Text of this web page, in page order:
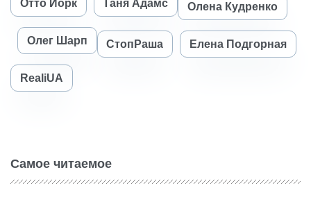
Отто Йорк Таня Адамс Олена Кудренко
Олег Шарп СтопРаша Елена Подгорная
RealiUA
Самое читаемое